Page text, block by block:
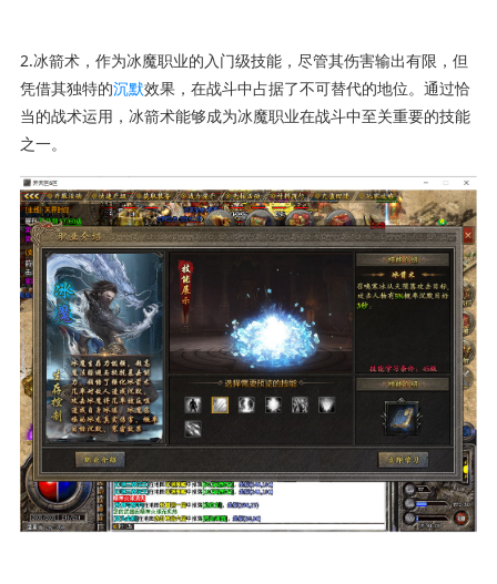
2.冰箭术，作为冰魔职业的入门级技能，尽管其伤害输出有限，但
凭借其独特的沉默效果，在战斗中占据了不可替代的地位。通过恰
当的战术运用，冰箭术能够成为冰魔职业在战斗中至关重要的技能
之一。